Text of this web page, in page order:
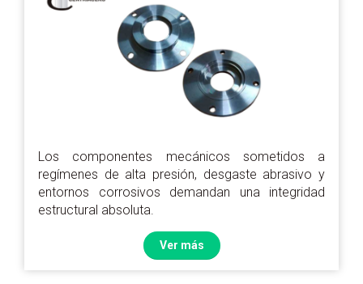
Los componentes mecánicos sometidos a
regímenes de alta presión, desgaste abrasivo y
entornos corrosivos demandan una integridad
estructural absoluta.
Ver más